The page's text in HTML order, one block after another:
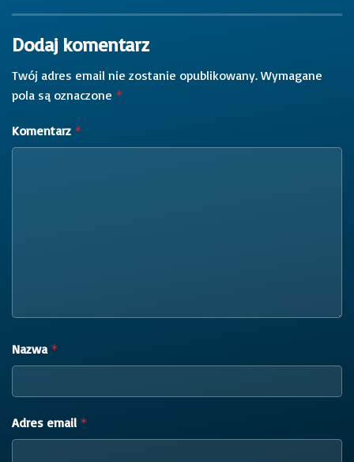
Dodaj komentarz
Twój adres email nie zostanie opublikowany. Wymagane
pola są oznaczone *
Komentarz *
Nazwa *
Adres email *